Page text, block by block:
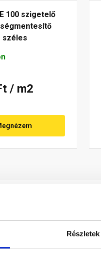
Részletek
100 szigetelő
széles
/ m2